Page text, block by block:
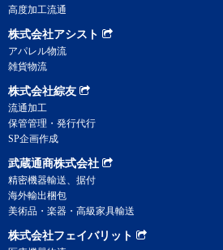
高度加工流通
株式会社アシスト
アパレル物流
雑貨物流
株式会社綜友
流通加工
保管管理・発行代行
SP企画作成
武蔵通商株式会社
精密機器輸送、据付
海外輸出梱包
美術品・楽器・高級家具輸送
株式会社フェイバリット